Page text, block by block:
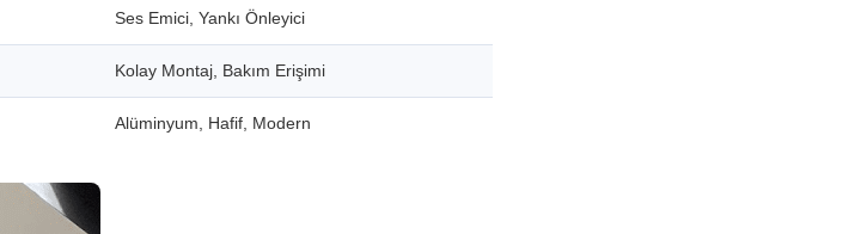
Ses Emici, Yankı Önleyici
Kolay Montaj, Bakım Erişimi
Alüminyum, Hafif, Modern